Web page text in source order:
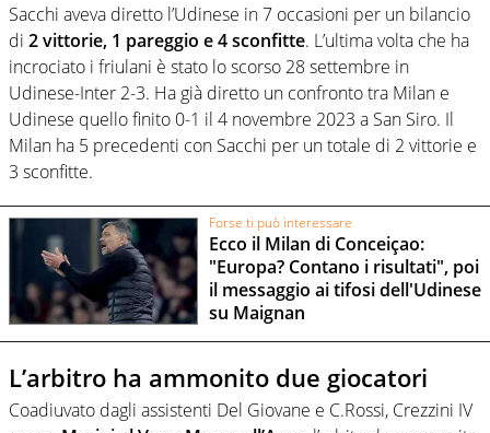
Sacchi aveva diretto l’Udinese in 7 occasioni per un bilancio
di 2 vittorie, 1 pareggio e 4 sconfitte. L’ultima volta che ha
incrociato i friulani è stato lo scorso 28 settembre in
Udinese-Inter 2-3. Ha già diretto un confronto tra Milan e
Udinese quello finito 0-1 il 4 novembre 2023 a San Siro. Il
Milan ha 5 precedenti con Sacchi per un totale di 2 vittorie e
3 sconfitte.
Forse ti può interessare
Ecco il Milan di Conceiçao:
"Europa? Contano i risultati", poi
il messaggio ai tifosi dell'Udinese
su Maignan
L’arbitro ha ammonito due giocatori
Coadiuvato dagli assistenti Del Giovane e C.Rossi, Crezzini IV